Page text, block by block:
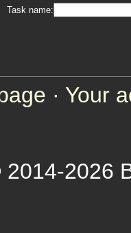
Task name:
· Your
2026